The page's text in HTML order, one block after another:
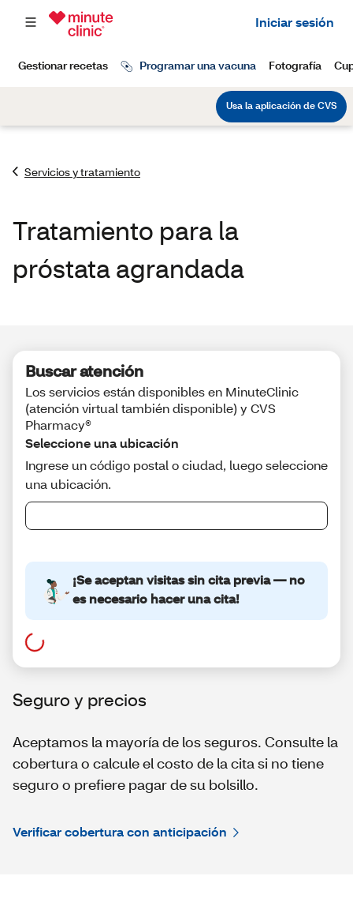
Servicios y tratamiento
Tratamiento para la
próstata agrandada
Seguro y precios
Aceptamos la mayoría de los seguros. Consulte la
cobertura o calcule el costo de la cita si no tiene
seguro o prefiere pagar de su bolsillo.
Verificar cobertura con anticipación